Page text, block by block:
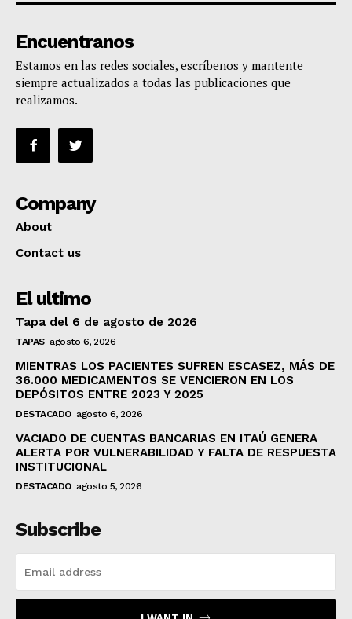
Encuentranos
Estamos en las redes sociales, escríbenos y mantente
siempre actualizados a todas las publicaciones que
realizamos.
Company
About
Contact us
El ultimo
Tapa del 6 de agosto de 2026
TAPAS agosto 6, 2026
MIENTRAS LOS PACIENTES SUFREN ESCASEZ, MÁS DE
36.000 MEDICAMENTOS SE VENCIERON EN LOS
DEPÓSITOS ENTRE 2023 Y 2025
DESTACADO agosto 6, 2026
VACIADO DE CUENTAS BANCARIAS EN ITAÚ GENERA
ALERTA POR VULNERABILIDAD Y FALTA DE RESPUESTA
INSTITUCIONAL
DESTACADO agosto 5, 2026
Subscribe